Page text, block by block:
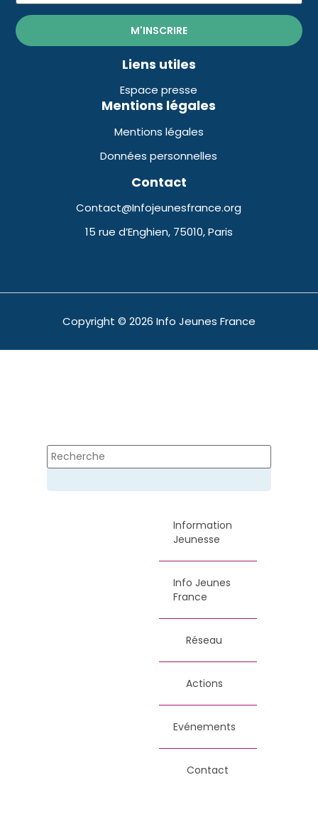
Liens utiles
Espace presse
Mentions légales
Mentions légales
Données personnelles
Contact
Contact@Infojeunesfrance.org
15 rue d’Enghien, 75010, Paris
Copyright © 2026 Info Jeunes France
Information
Jeunesse
Info Jeunes
France
Réseau
Actions
Evénements
Contact